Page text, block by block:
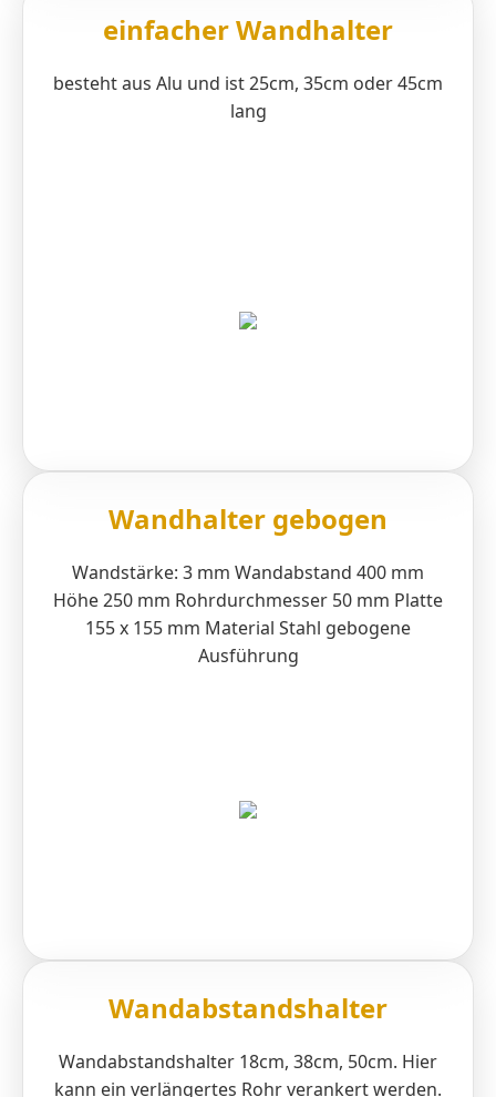
einfacher Wandhalter
besteht aus Alu und ist 25cm, 35cm oder 45cm
lang
Wandhalter gebogen
Wandstärke: 3 mm Wandabstand 400 mm
Höhe 250 mm Rohrdurchmesser 50 mm Platte
155 x 155 mm Material Stahl gebogene
Ausführung
Wandabstandshalter
Wandabstandshalter 18cm, 38cm, 50cm. Hier
kann ein verlängertes Rohr verankert werden.